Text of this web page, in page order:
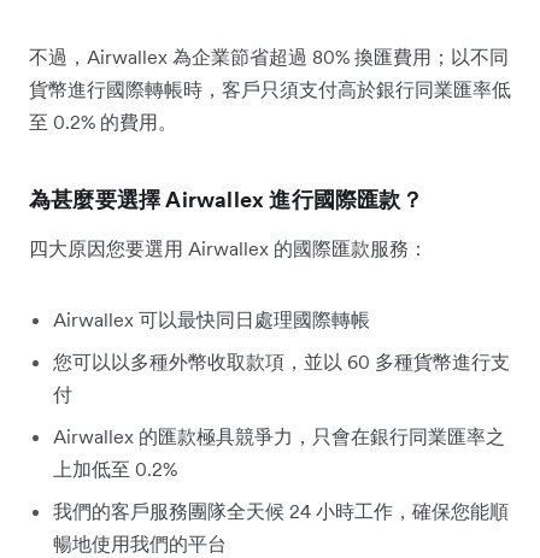
不過，Airwallex 為企業節省超過 80% 換匯費用；以不同
貨幣進行國際轉帳時，客戶只須支付高於銀行同業匯率低
至 0.2% 的費用。
為甚麼要選擇 Airwallex 進行國際匯款？
四大原因您要選用 Airwallex 的國際匯款服務：
Airwallex 可以最快同日處理國際轉帳
您可以以多種外幣收取款項，並以 60 多種貨幣進行支
付
Airwallex 的匯款極具競爭力，只會在銀行同業匯率之
上加低至 0.2%
我們的客戶服務團隊全天候 24 小時工作，確保您能順
暢地使用我們的平台